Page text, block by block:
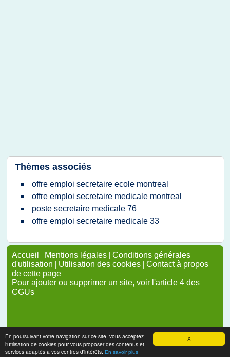
X
En poursuivant votre navigation sur ce site, vous acceptez
l'utilisation de cookies pour vous proposer des contenus et
services adaptés à vos centres d'intérêts. En savoir plus
Thèmes associés
offre emploi secretaire ecole montreal
offre emploi secretaire medicale montreal
poste secretaire medicale 76
offre emploi secretaire medicale 33
Accueil | Mentions légales | Conditions générales
d'utilisation | Utilisation des cookies | Contact à propos
de cette page
Pour ajouter ou supprimer un site, voir l'article 4 des
CGUs